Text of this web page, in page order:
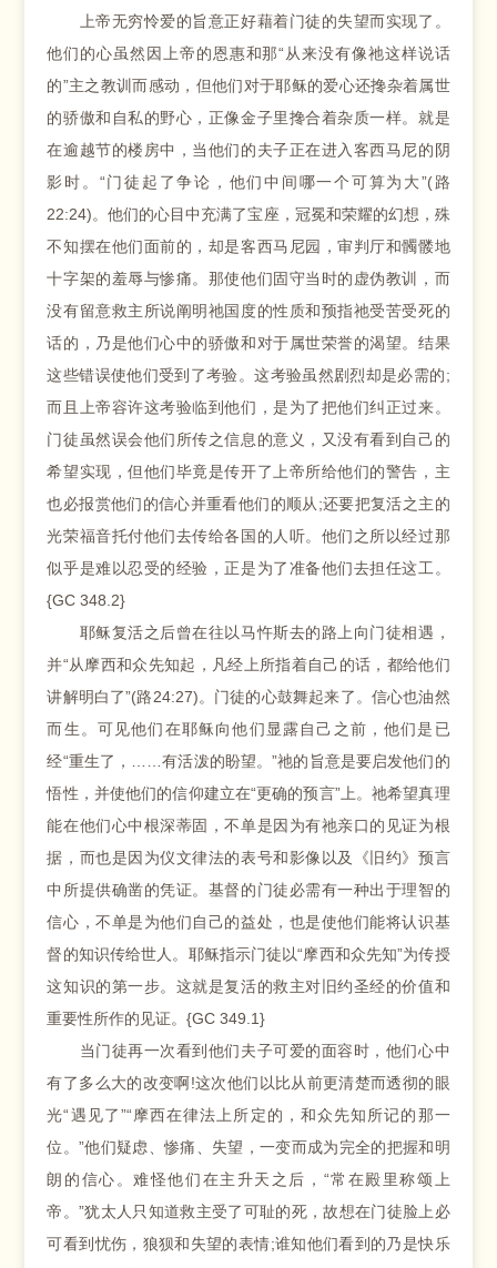
上帝无穷怜爱的旨意正好藉着门徒的失望而实现了。
他们的心虽然因上帝的恩惠和那“从来没有像祂这样说话
的”主之教训而感动，但他们对于耶稣的爱心还搀杂着属世
的骄傲和自私的野心，正像金子里搀合着杂质一样。就是
在逾越节的楼房中，当他们的夫子正在进入客西马尼的阴
影时。“门徒起了争论，他们中间哪一个可算为大”(路
22:24)。他们的心目中充满了宝座，冠冕和荣耀的幻想，殊
不知摆在他们面前的，却是客西马尼园，审判厅和髑髅地
十字架的羞辱与惨痛。那使他们固守当时的虚伪教训，而
没有留意救主所说阐明祂国度的性质和预指祂受苦受死的
话的，乃是他们心中的骄傲和对于属世荣誉的渴望。结果
这些错误使他们受到了考验。这考验虽然剧烈却是必需的;
而且上帝容许这考验临到他们，是为了把他们纠正过来。
门徒虽然误会他们所传之信息的意义，又没有看到自己的
希望实现，但他们毕竟是传开了上帝所给他们的警告，主
也必报赏他们的信心并重看他们的顺从;还要把复活之主的
光荣福音托付他们去传给各国的人听。他们之所以经过那
似乎是难以忍受的经验，正是为了准备他们去担任这工。
{GC 348.2}
耶稣复活之后曾在往以马忤斯去的路上向门徒相遇，
并“从摩西和众先知起，凡经上所指着自己的话，都给他们
讲解明白了”(路24:27)。门徒的心鼓舞起来了。信心也油然
而生。可见他们在耶稣向他们显露自己之前，他们是已
经“重生了，……有活泼的盼望。”祂的旨意是要启发他们的
悟性，并使他们的信仰建立在“更确的预言”上。祂希望真理
能在他们心中根深蒂固，不单是因为有祂亲口的见证为根
据，而也是因为仪文律法的表号和影像以及《旧约》预言
中所提供确凿的凭证。基督的门徒必需有一种出于理智的
信心，不单是为他们自己的益处，也是使他们能将认识基
督的知识传给世人。耶稣指示门徒以“摩西和众先知”为传授
这知识的第一步。这就是复活的救主对旧约圣经的价值和
重要性所作的见证。{GC 349.1}
当门徒再一次看到他们夫子可爱的面容时，他们心中
有了多么大的改变啊!这次他们以比从前更清楚而透彻的眼
光“遇见了”“摩西在律法上所定的，和众先知所记的那一
位。”他们疑虑、惨痛、失望，一变而成为完全的把握和明
朗的信心。难怪他们在主升天之后，“常在殿里称颂上
帝。”犹太人只知道救主受了可耻的死，故想在门徒脸上必
可看到忧伤，狼狈和失望的表情;谁知他们看到的乃是快乐